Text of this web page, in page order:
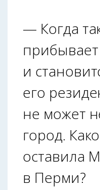
— Когда
и
его
не может
город.
оставила
в Перми?